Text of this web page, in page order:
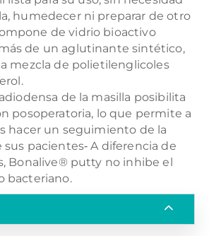
humedecer ni preparar de otro
de vidrio bioactivo
de un aglutinante sintético,
mezcla de polietilenglicoles
de la masilla posibilita
posoperatoria, lo que permite a
hacer un seguimiento de la
sus pacientes‐ A diferencia de
Bonalive® putty no inhibe el
bacteriano.